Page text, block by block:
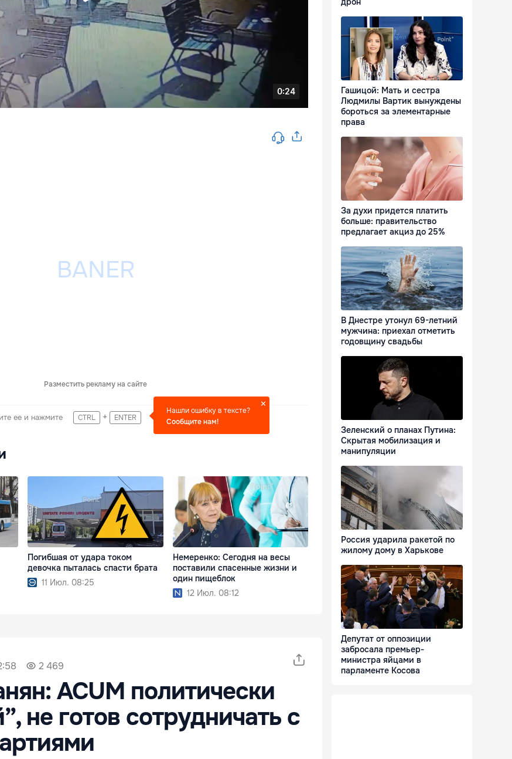
Разместить рекламу на сайте
ее и нажмите CTRL + ENTER
Нашли ошибку в тексте?
Сообщите нам!
Погибшая от удара током
девочка пыталась спасти брата
11 Июл. 08:25
Немеренко: Сегодня на весы
поставили спасенные жизни и
один пищеблок
12 Июл. 08:12
2 469
ACUM политически
не готов сотрудничать с
Гашицой: Мать и сестра
Людмилы Вартик вынуждены
бороться за элементарные
права
За духи придется платить
больше: правительство
предлагает акциз до 25%
В Днестре утонул 69-летний
мужчина: приехал отметить
годовщину свадьбы
Зеленский о планах Путина:
Скрытая мобилизация и
манипуляции
Россия ударила ракетой по
жилому дому в Харькове
Депутат от оппозиции
забросала премьер-
министра яйцами в
парламенте Косова